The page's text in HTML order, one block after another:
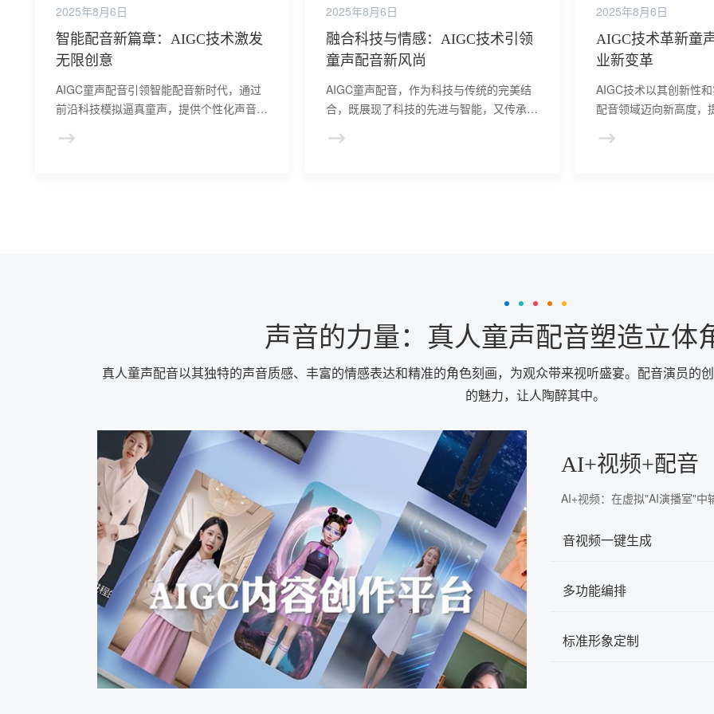
2025年8月6日
智能配音新篇章：AIGC技术激发
无限创意
AIGC童声配音引领智能配音新时代，通过
前沿科技模拟逼真童声，提供个性化声音解
开启配音新篇章。
2025年8月6日
融合科技与情感：AIGC技术引领
童声配音新风尚
AIGC童声配音，作为科技与传统的完美结
合，既展现了科技的先进与智能，又传承了
丰富、多元的视听盛宴。
2025年8月6日
AIGC技术革新童
业新变革
AIGC技术以其创新性
配音领域迈向新高度，
惊喜和可能。
声音的力量：真人童声配音塑造立体
真人童声配音以其独特的声音质感、丰富的情感表达和精准的角色刻画，为观众带来视听盛宴。配音演员的
的魅力，让人陶醉其中。
AI+视频+配音
AI+视频：在虚拟"AI演播室"中
音视频一键生成
多功能编排
标准形象定制